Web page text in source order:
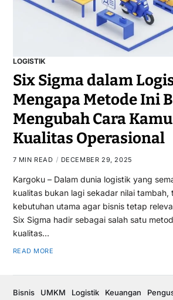
LOGISTIK
Six Sigma dalam
Mengapa Metode Ini
Mengubah Cara
Kualitas Operasional
7 MIN READ DECEMBER 29, 2025
Kargoku – Dalam dunia logistik yang
kualitas bukan lagi sekadar nilai tambah,
kebutuhan utama agar bisnis tetap
Six Sigma hadir sebagai salah satu
kualitas…
READ MORE
Bisnis UMKM Logistik Keuangan